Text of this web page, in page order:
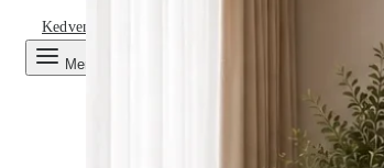
Kedvencek
Menu